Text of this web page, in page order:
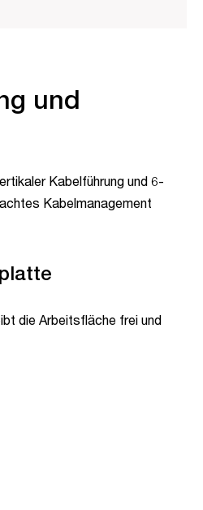
und
Kabelführung und 6-
Kabelmanagement
die Arbeitsfläche frei und